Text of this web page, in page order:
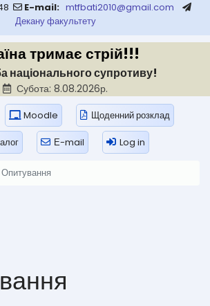
E-mail: mtfbati2010@gmail.com
Декану факультету
тримає стрій!!!
національного супротиву!
Субота: 8.08.2026р.
Moodle Щоденний розклад
Е-mail Log in
Опитування